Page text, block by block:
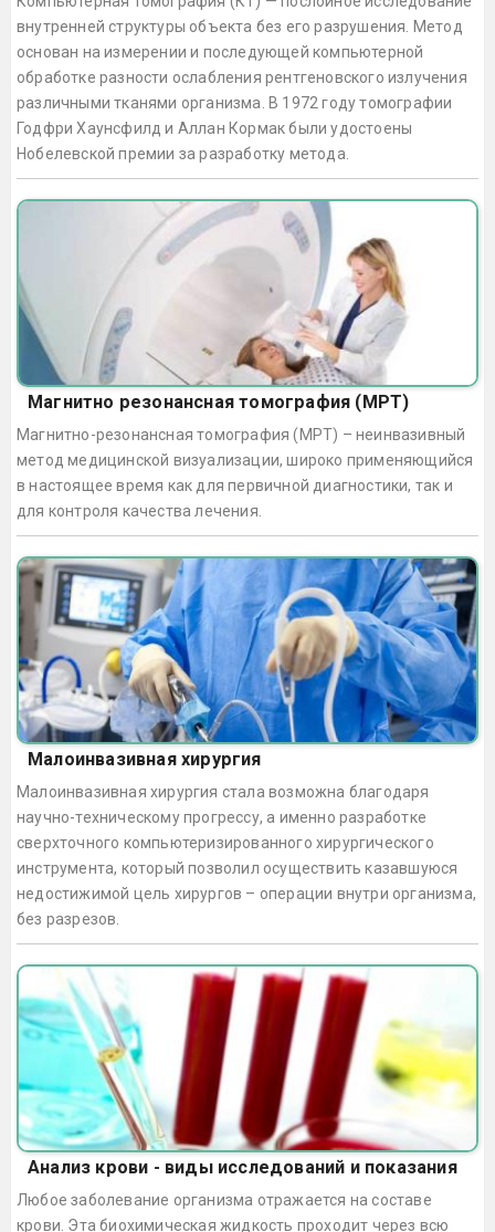
внутренней структуры объекта без его разрушения. Метод
основан на измерении и последующей компьютерной
обработке разности ослабления рентгеновского излучения
различными тканями организма. В 1972 году томографии
Годфри Хаунсфилд и Аллан Кормак были удостоены
Нобелевской премии за разработку метода.
Магнитно резонансная томография (МРТ)
Магнитно-резонансная томография (МРТ) – неинвазивный
метод медицинской визуализации, широко применяющийся
в настоящее время как для первичной диагностики, так и
для контроля качества лечения.
Малоинвазивная хирургия
Малоинвазивная хирургия стала возможна благодаря
научно-техническому прогрессу, а именно разработке
сверхточного компьютеризированного хирургического
инструмента, который позволил осуществить казавшуюся
недостижимой цель хирургов – операции внутри организма,
без разрезов.
Анализ крови - виды исследований и показания
Любое заболевание организма отражается на составе
крови. Эта биохимическая жидкость проходит через всю